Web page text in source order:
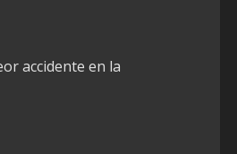
accidente en la